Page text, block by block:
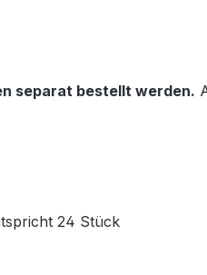
separat bestellt werden.
24 Stück